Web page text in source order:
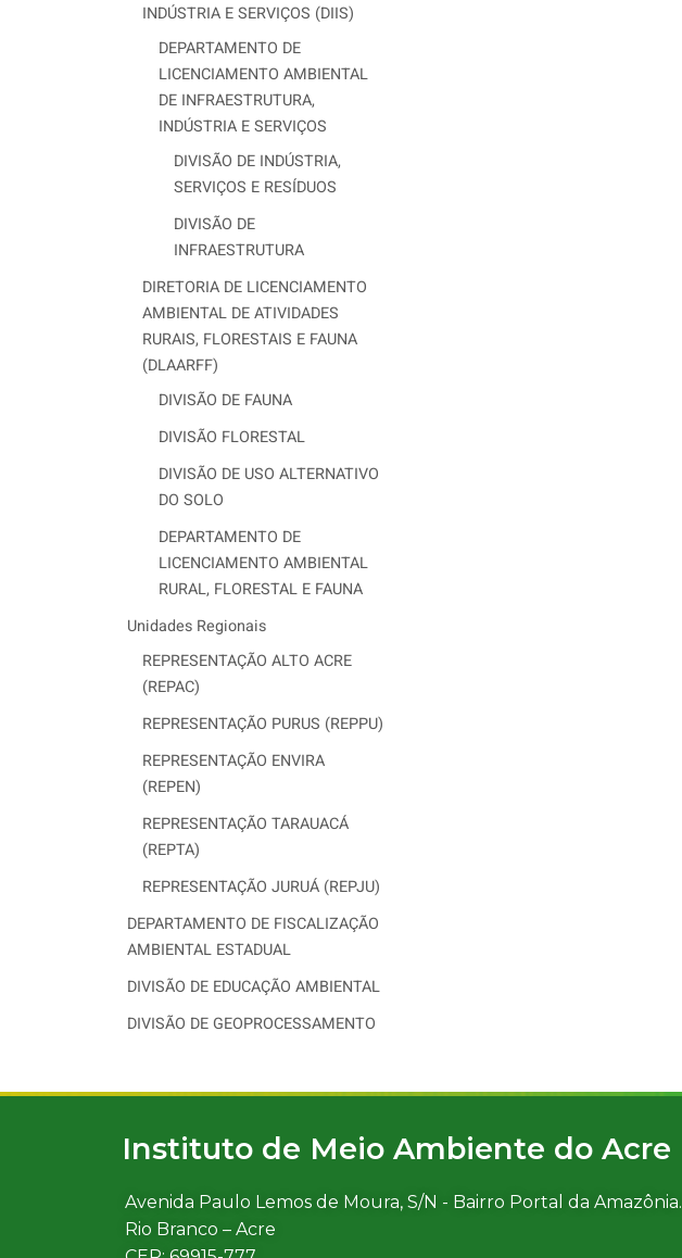
INDÚSTRIA E SERVIÇOS (DIIS)
DEPARTAMENTO DE
LICENCIAMENTO AMBIENTAL
DE INFRAESTRUTURA,
INDÚSTRIA E SERVIÇOS
DIVISÃO DE INDÚSTRIA,
SERVIÇOS E RESÍDUOS
DIVISÃO DE
INFRAESTRUTURA
DIRETORIA DE LICENCIAMENTO
AMBIENTAL DE ATIVIDADES
RURAIS, FLORESTAIS E FAUNA
(DLAARFF)
DIVISÃO DE FAUNA
DIVISÃO FLORESTAL
DIVISÃO DE USO ALTERNATIVO
DO SOLO
DEPARTAMENTO DE
LICENCIAMENTO AMBIENTAL
RURAL, FLORESTAL E FAUNA
Unidades Regionais
REPRESENTAÇÃO ALTO ACRE
(REPAC)
REPRESENTAÇÃO PURUS (REPPU)
REPRESENTAÇÃO ENVIRA
(REPEN)
REPRESENTAÇÃO TARAUACÁ
(REPTA)
REPRESENTAÇÃO JURUÁ (REPJU)
DEPARTAMENTO DE FISCALIZAÇÃO
AMBIENTAL ESTADUAL
DIVISÃO DE EDUCAÇÃO AMBIENTAL
DIVISÃO DE GEOPROCESSAMENTO
Instituto de Meio Ambiente do Acre
Avenida Paulo Lemos de Moura, S/N - Bairro Portal da Amazônia.
Rio Branco – Acre